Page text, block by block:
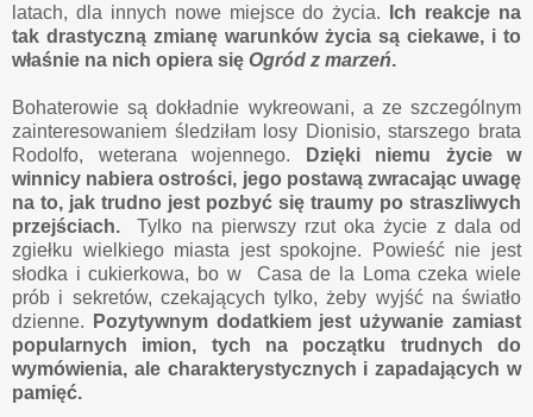
latach, dla innych nowe miejsce do życia.
Ich reakcje na
tak drastyczną zmianę warunków życia są ciekawe, i to
właśnie na nich opiera się Ogród z marzeń.
Bohaterowie są dokładnie wykreowani, a ze szczególnym
zainteresowaniem śledziłam losy Dionisio, starszego brata
Rodolfo, weterana wojennego.
Dzięki niemu życie w
winnicy nabiera ostrości, jego postawą zwracając uwagę
na to, jak trudno jest pozbyć się traumy po straszliwych
przejściach.Tylko na pierwszy rzut oka życie z dala od
zgiełku wielkiego miasta jest spokojne. Powieść nie jest
słodka i cukierkowa, bo w Casa de la Loma czeka wiele
prób i sekretów, czekających tylko, żeby wyjść na światło
dzienne. Pozytywnym dodatkiem jest używanie zamiast
popularnych imion, tych na początku trudnych do
wymówienia, ale charakterystycznych i zapadających w
pamięć.